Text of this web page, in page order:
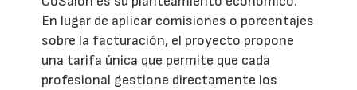
En lugar de aplicar comisiones o porcentajes
sobre la facturación, el proyecto propone
una tarifa única que permite que cada
profesional gestione directamente los